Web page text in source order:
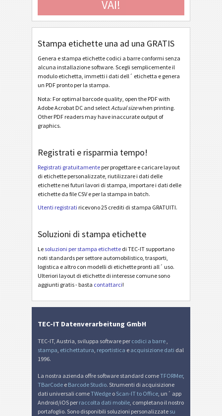
CAT Caterpillar
GS1 Etichette GS1
O Odette
G Galia
B
MAT Etichette MAT
LTO Etichette LTO
I Etichette di inventario
NF Nutrition Labels
€ Mandato SEPA
₣ QR-fattura svizzera
VAI!
Stampa etichette una ad una GRATIS
Genera e stampa etichette codici a barre conformi senza
alcuna installazione software. Scegli semplicemente il
modulo etichetta, immetti i dati dell´ etichetta e genera
un PDF pronto per la stampa.
Nota: For optimal barcode quality, open the PDF with
Adobe Acrobat DC and selectActual sizewhen printing.
Other PDF readers may have inaccurate output of
graphics.
Registrati e risparmia tempo!
Registrati gratuitamente per progettare e caricare layout
di etichette personalizzate, riutilizzare i dati delle
etichette nei futuri lavori di stampa, importare i dati delle
etichette da file CSV e per la stampa in batch.
Utenti registrati ricevono 25 crediti di stampa GRATUITI.
Soluzioni di stampa etichette
Le soluzioni per stampa etichette di TEC-IT supportano
noti standards per settore automobilistico, trasporti,
logistica e altro con modelli di etichette pronti all´ uso.
Ulteriori layout di etichette di interesse comune sono
aggiunti gratis - basta contattarci!
TEC-IT Datenverarbeitung GmbH
TEC-IT, Austria, sviluppa software per codici a barre,
stampa, etichettatura, reportistica e acquisizione dati dal
1996.
La nostra azienda offre software standard comeTFORMer,
TBarCode e Barcode Studio. Strumenti di acquisizione
dati universali comeTWedge o Scan-IT to Office, un´ app
Android/iOS per raccolta dati mobile, completano il nostro
portafoglio. Sono disponibili soluzioni personalizzate su